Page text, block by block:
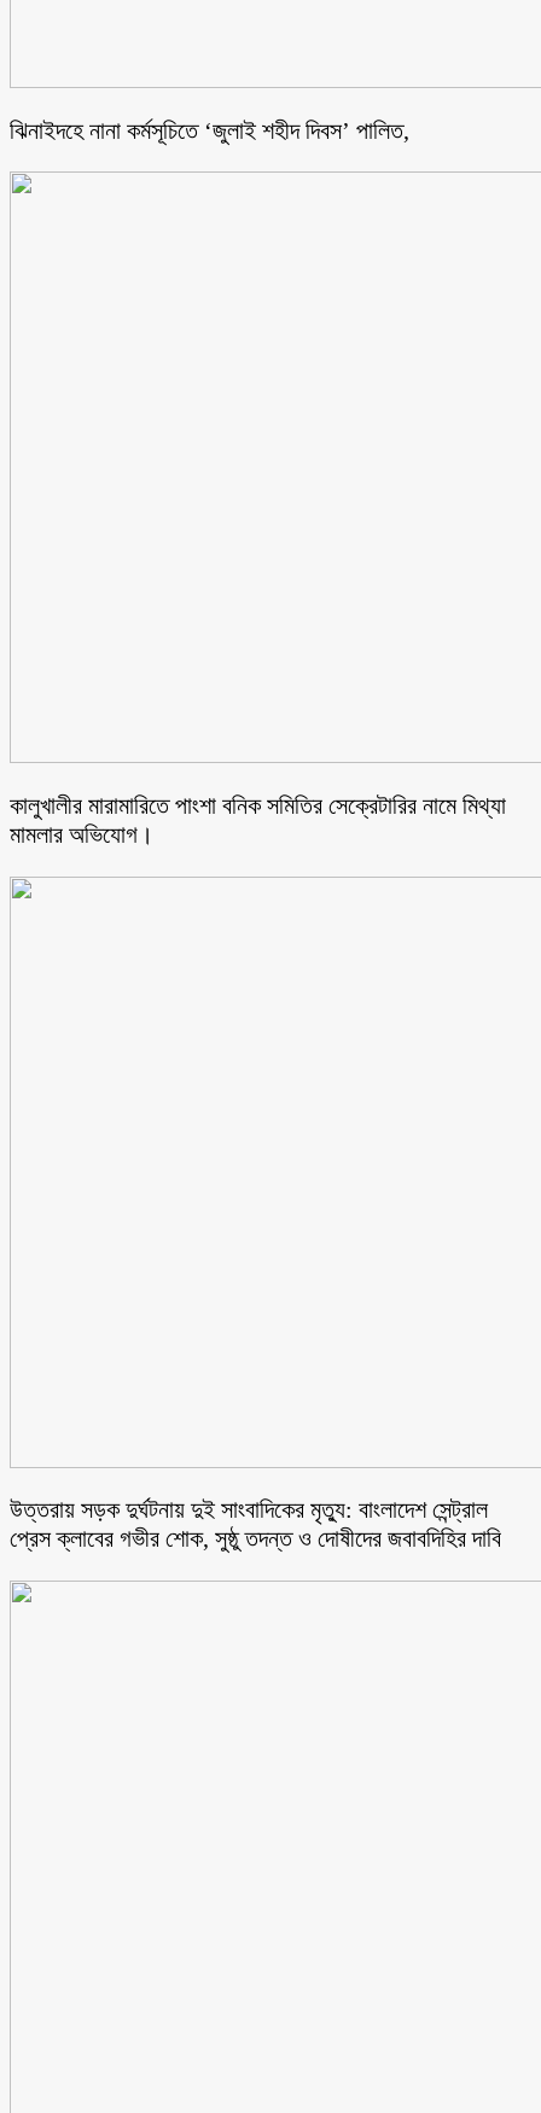
ঝিনাইদহে নানা কর্মসূচিতে ‘জুলাই শহীদ দিবস’ পালিত,
কালুখালীর মারামারিতে পাংশা বনিক সমিতির সেক্রেটারির নামে মিথ্যা
মামলার অভিযোগ।
উত্তরায় সড়ক দুর্ঘটনায় দুই সাংবাদিকের মৃত্যু: বাংলাদেশ সেন্ট্রাল
প্রেস ক্লাবের গভীর শোক, সুষ্ঠু তদন্ত ও দোষীদের জবাবদিহির দাবি